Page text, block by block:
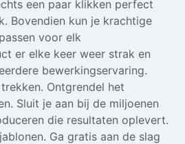
een paar klikken perfect
Bovendien kun je krachtige
voor elk
er elke keer weer strak en
bewerkingservaring.
Ontgrendel het
Sluit je aan bij de miljoenen
die resultaten oplevert.
Ga gratis aan de slag